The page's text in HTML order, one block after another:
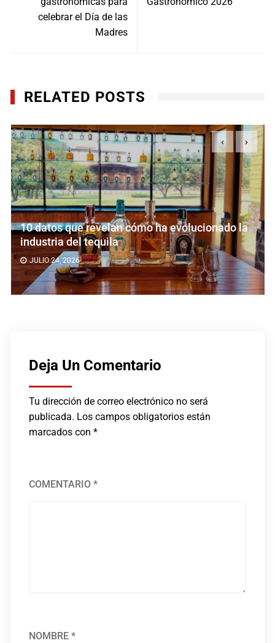
celebrar el Día de las
Madres
RELATED POSTS
10 datos que revelan cómo ha evolucionado la
industria del tequila
JULIO 24, 2026
‹ ›
Deja Un Comentario
Tu dirección de correo electrónico no será
publicada. Los campos obligatorios están
marcados con*
COMENTARIO*
NOMBRE*